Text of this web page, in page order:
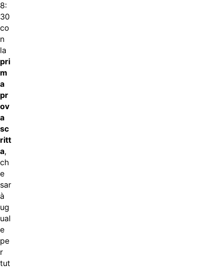
8:
30
co
n
la
pri
m
a
pr
ov
a
sc
ritt
a,
ch
e
sar
à
ug
ual
e
pe
r
tut